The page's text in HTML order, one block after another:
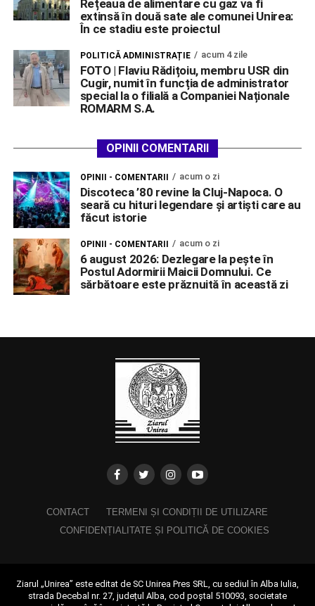
Rețeaua de alimentare cu gaz va fi
extinsă în două sate ale comunei Unirea:
În ce stadiu este proiectul
POLITICĂ ADMINISTRAȚIE acum 4 zile
FOTO | Flaviu Rădițoiu, membru USR din
Cugir, numit în funcția de administrator
special la o filială a Companiei Naționale
ROMARM S.A.
OPINII COMENTARII
OPINII - COMENTARII acum o zi
Discoteca ’80 revine la Cluj-Napoca. O
seară cu hituri legendare și artiști care au
făcut istorie
OPINII - COMENTARII acum o zi
6 august 2026: Dezlegare la pește în
Postul Adormirii Maicii Domnului. Ce
sărbătoare este prăznuită în această zi
CONTACT
TERMENI ȘI CONDIȚII DE UTILIZARE
CONFIDENȚIALITATE ȘI POLITICĂ DE COOKIES
Ziarul „Unirea” este editat de SC Unirea Pres SRL, cu sediul în Alba Iulia,
strada Decebal nr. 27, județul Alba, cod poștal 510093, societate